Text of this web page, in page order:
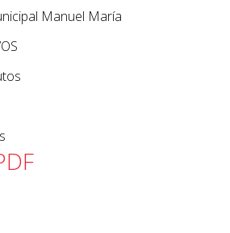
Manuel María